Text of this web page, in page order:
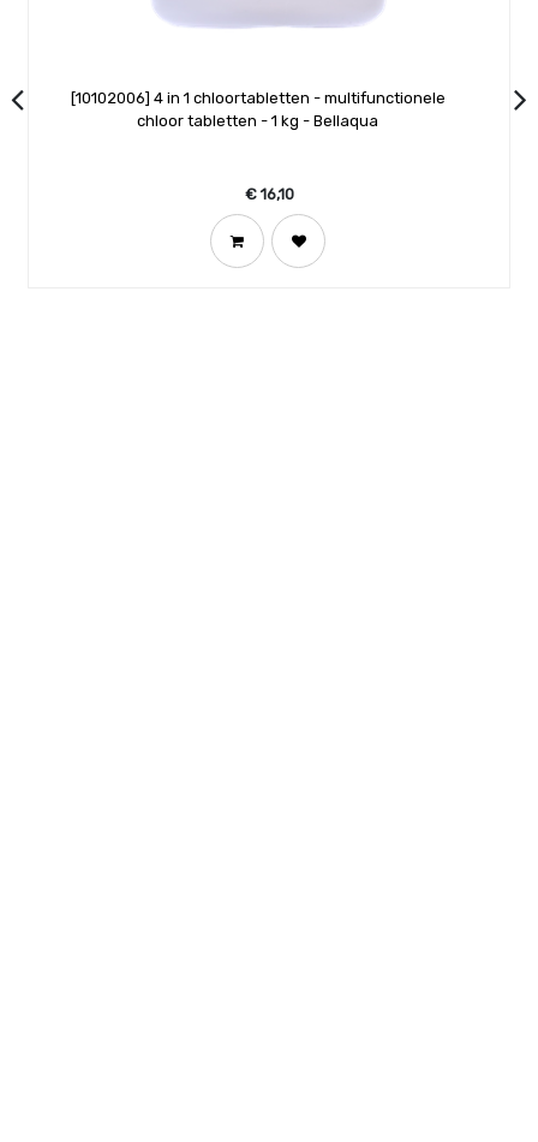
[10102006] 4 in 1 chloortabletten - multifunctionele
chloor tabletten - 1 kg - Bellaqua
16,10